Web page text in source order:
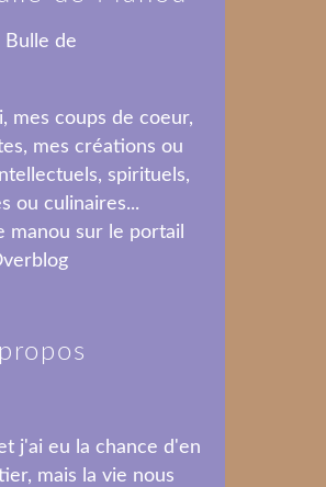
mes coups de coeur,
mes créations ou
spirituels,
ou culinaires...
manou sur le portail
j'ai eu la chance d'en
mais la vie nous